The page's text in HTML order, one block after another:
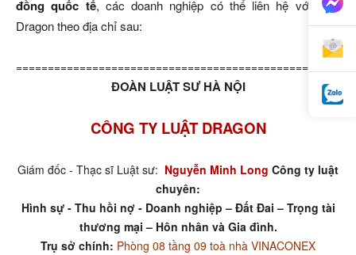
đồng quốc tế, các doanh nghiệp có thể liên hệ với Luật
Dragon theo địa chỉ sau:
ĐOÀN LUẬT SƯ HÀ NỘI
CÔNG TY LUẬT DRAGON
Giám đốc - Thạc sĩ Luật sư: Nguyễn Minh Long Công ty luật
chuyên:
Hình sự - Thu hồi nợ - Doanh nghiệp – Đất Đai – Trọng tài
thương mại – Hôn nhân và Gia đình.
Trụ sở chính: Phòng 08 tầng 09 toà nhà VINACONEX